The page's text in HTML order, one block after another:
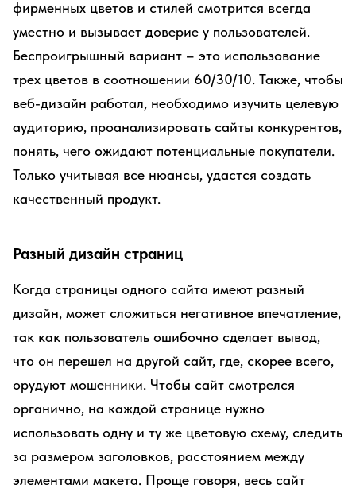
фирменных цветов и стилей смотрится всегда
уместно и вызывает доверие у пользователей.
Беспроигрышный вариант – это использование
трех цветов в соотношении 60/30/10. Также, чтобы
веб-дизайн работал, необходимо изучить целевую
аудиторию, проанализировать сайты конкурентов,
понять, чего ожидают потенциальные покупатели.
Только учитывая все нюансы, удастся создать
качественный продукт.
Разный дизайн страниц
Когда страницы одного сайта имеют разный
дизайн, может сложиться негативное впечатление,
так как пользователь ошибочно сделает вывод,
что он перешел на другой сайт, где, скорее всего,
орудуют мошенники. Чтобы сайт смотрелся
органично, на каждой странице нужно
использовать одну и ту же цветовую схему, следить
за размером заголовков, расстоянием между
элементами макета. Проще говоря, весь сайт